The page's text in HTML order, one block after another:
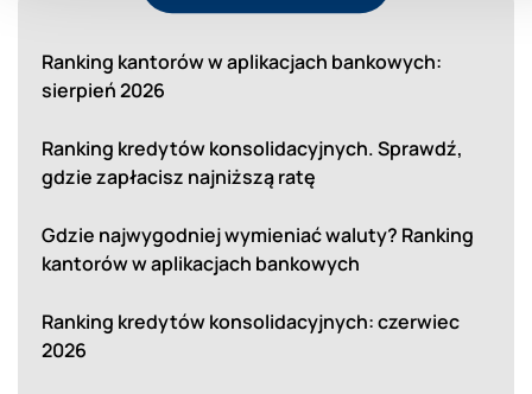
Ranking kantorów w aplikacjach bankowych:
sierpień 2026
Ranking kredytów konsolidacyjnych. Sprawdź,
gdzie zapłacisz najniższą ratę
Gdzie najwygodniej wymieniać waluty? Ranking
kantorów w aplikacjach bankowych
Ranking kredytów konsolidacyjnych: czerwiec
2026